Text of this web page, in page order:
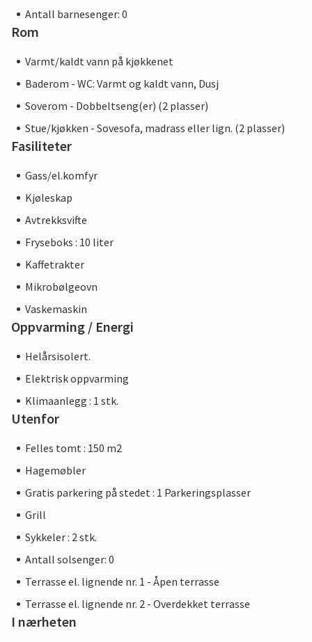
Antall barnesenger: 0
Rom
Varmt/kaldt vann på kjøkkenet
Baderom - WC: Varmt og kaldt vann, Dusj
Soverom - Dobbeltseng(er) (2 plasser)
Stue/kjøkken - Sovesofa, madrass eller lign. (2 plasser)
Fasiliteter
Gass/el.komfyr
Kjøleskap
Avtrekksvifte
Fryseboks : 10 liter
Kaffetrakter
Mikrobølgeovn
Vaskemaskin
Oppvarming / Energi
Helårsisolert.
Elektrisk oppvarming
Klimaanlegg : 1 stk.
Utenfor
Felles tomt : 150 m2
Hagemøbler
Gratis parkering på stedet : 1 Parkeringsplasser
Grill
Sykkeler : 2 stk.
Antall solsenger: 0
Terrasse el. lignende nr. 1 - Åpen terrasse
Terrasse el. lignende nr. 2 - Overdekket terrasse
I nærheten